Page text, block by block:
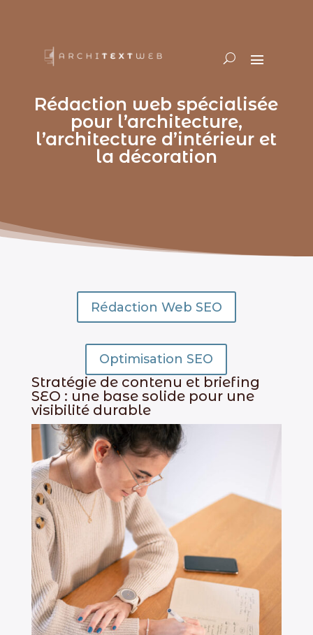
Rédaction web spécialisée
pour l’architecture,
l’architecture d’intérieur et
la décoration
Rédaction Web SEO
Optimisation SEO
Stratégie de contenu et briefing
SEO : une base solide pour une
visibilité durable